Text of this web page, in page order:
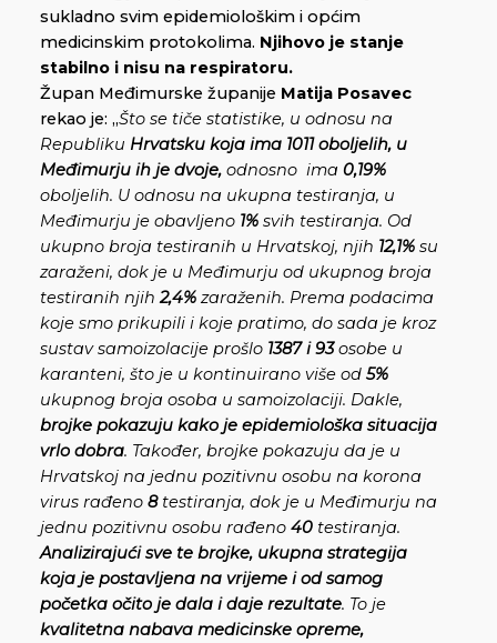
sukladno svim epidemiološkim i općim
medicinskim protokolima. Njihovo je stanje
stabilno i nisu na respiratoru.
Župan Međimurske županije Matija Posavec
rekao je: „Što se tiče statistike, u odnosu na
Republiku Hrvatsku koja ima 1011 oboljelih, u
Međimurju ih je dvoje, odnosno ima 0,19%
oboljelih. U odnosu na ukupna testiranja, u
Međimurju je obavljeno 1% svih testiranja. Od
ukupno broja testiranih u Hrvatskoj, njih 12,1% su
zaraženi, dok je u Međimurju od ukupnog broja
testiranih njih2,4% zaraženih. Prema podacima
koje smo prikupili i koje pratimo, do sada je kroz
sustav samoizolacije prošlo 1387 i 93osobe u
karanteni, što je u kontinuirano više od 5%
ukupnog broja osoba u samoizolaciji. Dakle,
brojke pokazuju kako je epidemiološka situacija
vrlo dobra. Također, brojke pokazuju da je u
Hrvatskoj na jednu pozitivnu osobu na korona
virus rađeno 8testiranja, dok je u Međimurju na
jednu pozitivnu osobu rađeno 40 testiranja.
Analizirajući sve te brojke, ukupna strategija
koja je postavljena na vrijeme i od samog
početka očito je dala i daje rezultate. To je
kvalitetna nabava medicinske opreme,